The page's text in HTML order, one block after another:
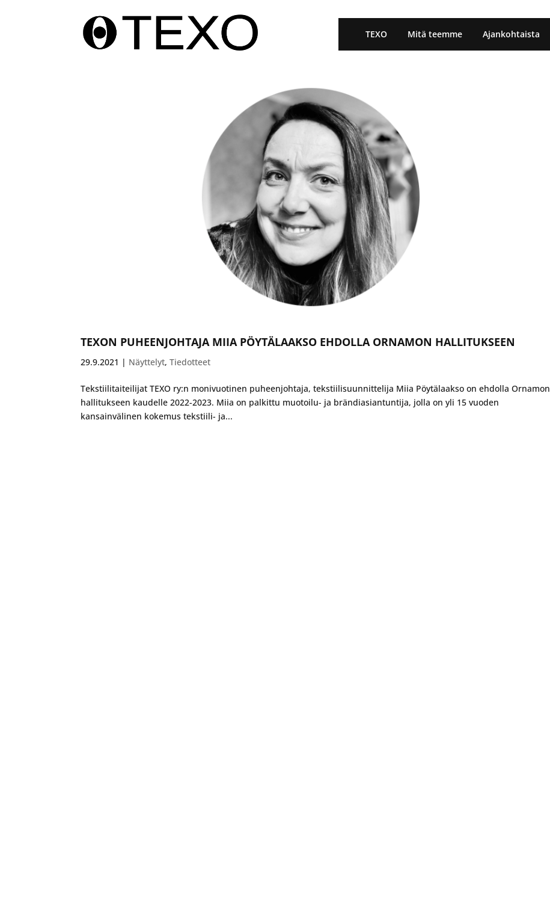
TEXO Mitä teemme Ajankohtaista
TEXON PUHEENJOHTAJA MIIA PÖYTÄLAAKSO EHDOLLA ORNAMON HALLITUKSEEN
29.9.2021 | Näyttelyt,Tiedotteet
Tekstiilitaiteilijat TEXO ry:n monivuotinen puheenjohtaja, tekstiilisuunnittelija Miia Pöytälaakso on ehdolla Ornamon
hallitukseen kaudelle 2022-2023. Miia on palkittu muotoilu- ja brändiasiantuntija, jolla on yli 15 vuoden
kansainvälinen kokemus tekstiili- ja...